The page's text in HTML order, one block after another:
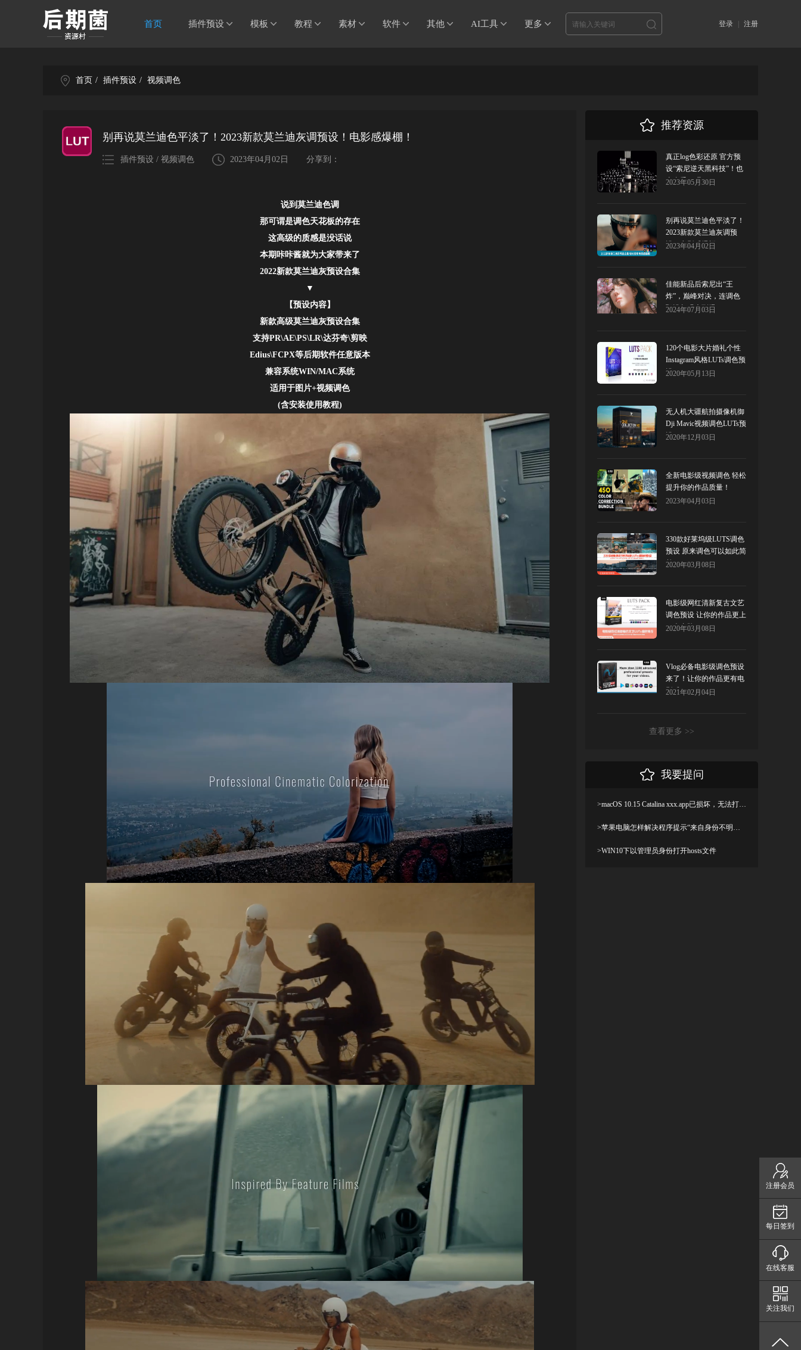
首页 插件预设 模板 教程 素材 软件 其他 AI工具 更多 登录 注册
首页 / 插件预设 / 视频调色
别再说莫兰迪色平淡了！2023新款莫兰迪灰调预设！电影感爆棚！
插件预设 / 视频调色 2023年04月02日 分享到：
说到莫兰迪色调
那可谓是调色天花板的存在
这高级的质感是没话说
本期咔咔酱就为大家带来了
2022新款莫兰迪灰预设合集
▼
【预设内容】
新款高级莫兰迪灰预设合集
支持PR\AE\PS\LR\达芬奇\剪映
Edius\FCPX等后期软件任意版本
兼容系统WIN/MAC系统
适用于图片+视频调色
(含安装使用教程)
推荐资源
真正log色彩还原 官方预
设“索尼逆天黑科技”！也
太真香了吧！
2023年05月30日
别再说莫兰迪色平淡了！
2023新款莫兰迪灰调预
设！电影感爆棚！
2023年04月02日
佳能新品后索尼出“王
炸”，巅峰对决，连调色
预设都强大到爆！
2024年07月03日
120个电影大片婚礼个性
Instagram风格LUTs调色预
设
2020年05月13日
无人机大疆航拍摄像机御
Dji Mavic视频调色LUTs预
设
2020年12月03日
全新电影级视频调色 轻松
提升你的作品质量！
2023年04月03日
330款好莱坞级LUTS调色
预设 原来调色可以如此简
单
2020年03月08日
电影级网红清新复古文艺
调色预设 让你的作品更上
一个台阶！
2020年03月08日
Vlog必备电影级调色预设
来了！让你的作品更有电
影感！
2021年02月04日
查看更多 >>
我要提问
>macOS 10.15 Catalina xxx.app已损坏，无法打开，你应该将它移到废纸篓解决方法
>苹果电脑怎样解决程序提示“来自身份不明开发者”及设置显示出“允许任何来源”
>WIN10下以管理员身份打开hosts文件
注册会员
每日签到
在线客服
关注我们